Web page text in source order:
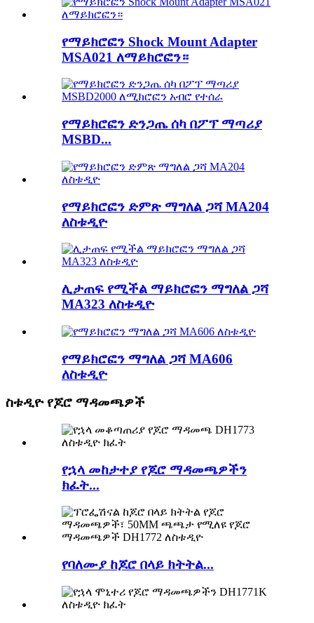
የማይክሮፎን Shock Mount Adapter
MSA021 ለማይክሮፎን።
የማይክሮፎን ድንጋጤ ሰካ በፖፕ ማጣሪያ
MSBD...
የማይክሮፎን ድምጽ ማግለል ጋሻ MA204
ለስቱዲዮ
ሊታጠፍ የሚችል ማይክሮፎን ማግለል ጋሻ
MA323 ለስቱዲዮ
የማይክሮፎን ማግለል ጋሻ MA606
ለስቱዲዮ
ስቱዲዮ የጆሮ ማዳመጫዎች
የኋላ መከታተያ የጆሮ ማዳመጫዎችን
ክፈት...
የባለሙያ ከጆሮ በላይ ክትትል...